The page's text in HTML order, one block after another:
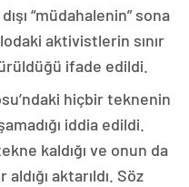
“müdahalenin” sona
aktivistlerin sınır
ifade edildi.
hiçbir teknenin
iddia edildi.
kaldığı ve onun da
aktarıldı. Söz